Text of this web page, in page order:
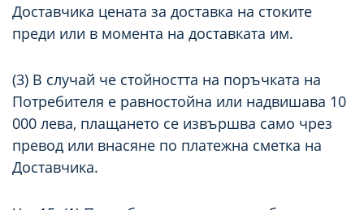
Доставчика цената за доставка на стоките
преди или в момента на доставката им.
(3) В случай че стойността на поръчката на
Потребителя е равностойна или надвишава 10
000 лева, плащането се извършва само чрез
превод или внасяне по платежна сметка на
Доставчика.